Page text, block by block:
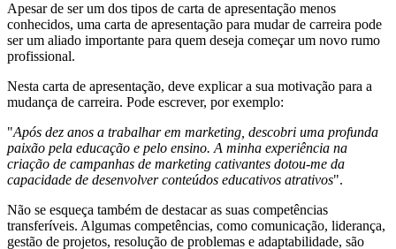
Apesar de ser um dos tipos de carta de apresentação menos
conhecidos, uma carta de apresentação para mudar de carreira pode
ser um aliado importante para quem deseja começar um novo rumo
profissional.
Nesta carta de apresentação, deve explicar a sua motivação para a
mudança de carreira. Pode escrever, por exemplo:
"Após dez anos a trabalhar em marketing, descobri uma profunda
paixão pela educação e pelo ensino. A minha experiência na
criação de campanhas de marketing cativantes dotou-me da
capacidade de desenvolver conteúdos educativos atrativos".
Não se esqueça também de destacar as suas competências
transferíveis. Algumas competências, como comunicação, liderança,
gestão de projetos, resolução de problemas e adaptabilidade, são